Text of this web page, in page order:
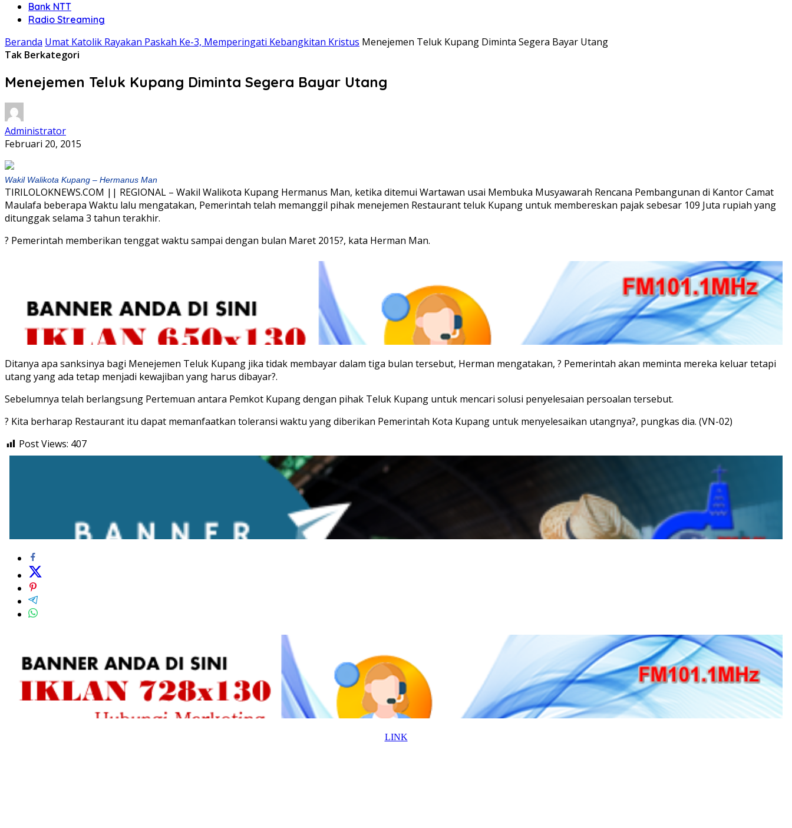
Bank NTT
Radio Streaming
Beranda Umat Katolik Rayakan Paskah Ke-3, Memperingati Kebangkitan Kristus Menejemen Teluk Kupang Diminta Segera Bayar Utang
Tak Berkategori
Menejemen Teluk Kupang Diminta Segera Bayar Utang
Administrator
Februari 20, 2015
Wakil Walikota Kupang – Hermanus Man
TIRILOLOKNEWS.COM || REGIONAL – Wakil Walikota Kupang Hermanus Man, ketika ditemui Wartawan usai Membuka Musyawarah Rencana Pembangunan di Kantor Camat
Maulafa beberapa Waktu lalu mengatakan, Pemerintah telah memanggil pihak menejemen Restaurant teluk Kupang untuk membereskan pajak sebesar 109 Juta rupiah yang
ditunggak selama 3 tahun terakhir.
? Pemerintah memberikan tenggat waktu sampai dengan bulan Maret 2015?, kata Herman Man.
Ditanya apa sanksinya bagi Menejemen Teluk Kupang jika tidak membayar dalam tiga bulan tersebut, Herman mengatakan, ? Pemerintah akan meminta mereka keluar tetapi
utang yang ada tetap menjadi kewajiban yang harus dibayar?.
Sebelumnya telah berlangsung Pertemuan antara Pemkot Kupang dengan pihak Teluk Kupang untuk mencari solusi penyelesaian persoalan tersebut.
? Kita berharap Restaurant itu dapat memanfaatkan toleransi waktu yang diberikan Pemerintah Kota Kupang untuk menyelesaikan utangnya?, pungkas dia. (VN-02)
Post Views: 407